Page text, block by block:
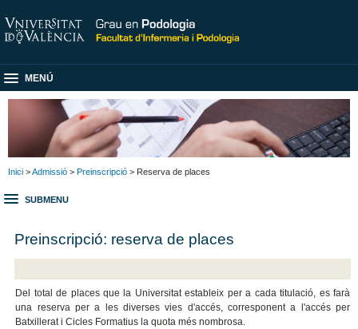
MENÚ
Inici >Admissió > Preinscripció > Reserva de places
SUBMENU
Preinscripció: reserva de places
Del total de places que la Universitat estableix per a cada titulació, es farà
una reserva per a les diverses vies d'accés, corresponent a l'accés per
Batxillerat i Cicles Formatius la quota més nombrosa.